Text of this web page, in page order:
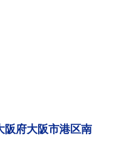
阪府大阪市港区南